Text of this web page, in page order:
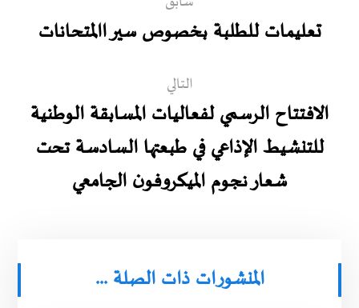
تعليمات للطلبة بخصوص سير االمتحانات
التالي
الافتتاح الرسمي لفعاليات المسابقة الوطنية
للتنشيط الإذاعي في طبعتها السادسة تحت
شعار نجوم الميكروفون الجامعي
المنشورات ذات الصلة ...